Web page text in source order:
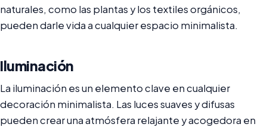
naturales, como las plantas y los textiles orgánicos,
pueden darle vida a cualquier espacio minimalista.
Iluminación
La iluminación es un elemento clave en cualquier
decoración minimalista. Las luces suaves y difusas
pueden crear una atmósfera relajante y acogedora en